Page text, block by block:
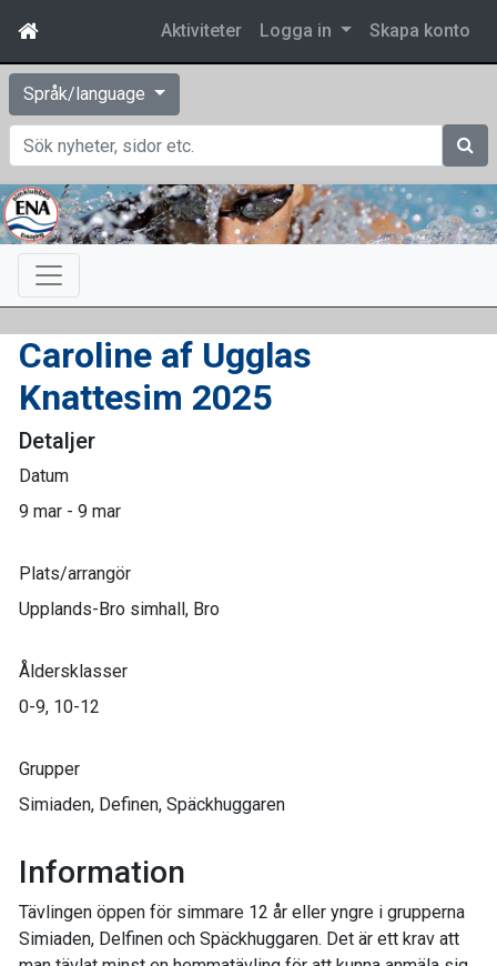
Aktiviteter Logga in Skapa konto
Språk/language
Sök
Caroline af Ugglas
Knattesim 2025
Detaljer
Datum
9 mar - 9 mar
Plats/arrangör
Upplands-Bro simhall, Bro
Åldersklasser
0-9, 10-12
Grupper
Simiaden, Definen, Späckhuggaren
Information
Tävlingen öppen för simmare 12 år eller yngre i grupperna
Simiaden, Delfinen och Späckhuggaren. Det är ett krav att